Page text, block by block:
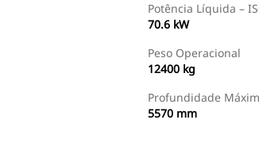
Potência Líquida –
70.6 kW
Peso Operacional
12400 kg
Profundidade
5570 mm